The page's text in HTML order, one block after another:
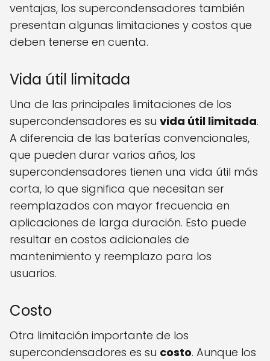
ventajas, los supercondensadores también
presentan algunas limitaciones y costos que
deben tenerse en cuenta.
Vida útil limitada
Una de las principales limitaciones de los
supercondensadores es su vida útil limitada.
A diferencia de las baterías convencionales,
que pueden durar varios años, los
supercondensadores tienen una vida útil más
corta, lo que significa que necesitan ser
reemplazados con mayor frecuencia en
aplicaciones de larga duración. Esto puede
resultar en costos adicionales de
mantenimiento y reemplazo para los
usuarios.
Costo
Otra limitación importante de los
supercondensadores es su costo. Aunque los